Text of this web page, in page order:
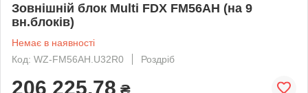
Зовнішній блок Multi FDX FM56AH (на 9
вн.блоків)
Немає в наявності
Код: WZ-FM56AH.U32R0
Роздріб
206 225,78